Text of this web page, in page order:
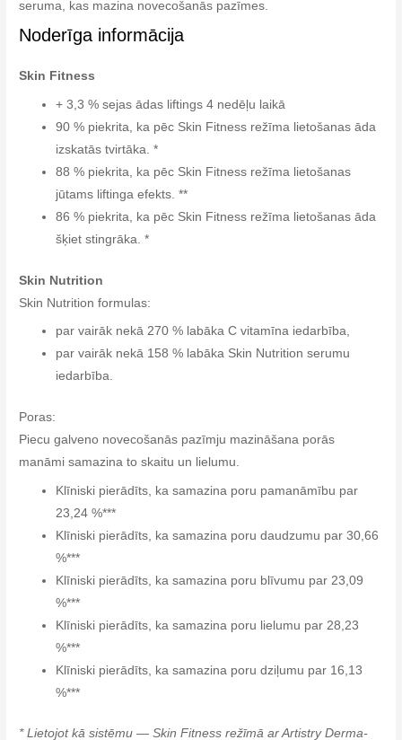
seruma, kas mazina novecošanās pazīmes.
Noderīga informācija
Skin Fitness
+ 3,3 % sejas ādas liftings 4 nedēļu laikā
90 % piekrita, ka pēc Skin Fitness režīma lietošanas āda
izskatās tvirtāka. *
88 % piekrita, ka pēc Skin Fitness režīma lietošanas
jūtams liftinga efekts. **
86 % piekrita, ka pēc Skin Fitness režīma lietošanas āda
šķiet stingrāka. *
Skin Nutrition
Skin Nutrition formulas:
par vairāk nekā 270 % labāka C vitamīna iedarbība,
par vairāk nekā 158 % labāka Skin Nutrition serumu
iedarbība.
Poras:
Piecu galveno novecošanās pazīmju mazināšana porās
manāmi samazina to skaitu un lielumu.
Klīniski pierādīts, ka samazina poru pamanāmību par
23,24 %***
Klīniski pierādīts, ka samazina poru daudzumu par 30,66
%***
Klīniski pierādīts, ka samazina poru blīvumu par 23,09
%***
Klīniski pierādīts, ka samazina poru lielumu par 28,23
%***
Klīniski pierādīts, ka samazina poru dziļumu par 16,13
%***
* Lietojot kā sistēmu — Skin Fitness režīmā ar Artistry Derma-